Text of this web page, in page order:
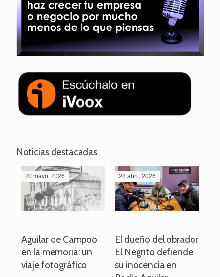
Noticias destacadas
20 mayo, 2026
Aguilar de Campoo
en la memoria: un
viaje fotográfico
28 abril, 2026
El dueño del obrador
El Negrito defiende
su inocencia en